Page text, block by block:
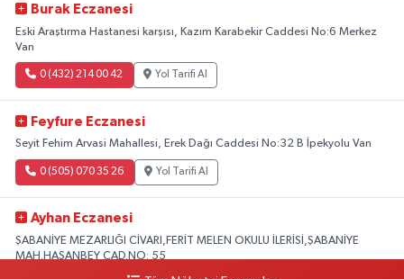
Burak Eczanesi
Eski Araştırma Hastanesi karşısı, Kazım Karabekir Caddesi No:6 Merkez
Van
0 (432) 214 00 42 Yol Tarifi Al
Feyfure Eczanesi
Seyit Fehim Arvasi Mahallesi, Erek Dağı Caddesi No:32 B İpekyolu Van
0 (505) 070 35 26 Yol Tarifi Al
Ayhan Eczanesi
ŞABANİYE MEZARLIĞI CİVARI,FERİT MELEN OKULU İLERİSİ,ŞABANİYE
MAH.HASANBEY CAD.NO: 55